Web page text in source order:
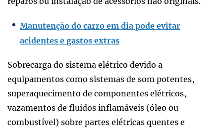
Manutenção do carro em dia pode evitar
acidentes e gastos extras
Sobrecarga do sistema elétrico devido a
equipamentos como sistemas de som potentes,
superaquecimento de componentes elétricos,
vazamentos de fluidos inflamáveis (óleo ou
combustível) sobre partes elétricas quentes e